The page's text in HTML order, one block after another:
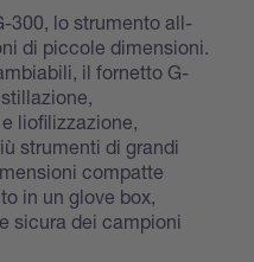
300, lo strumento all-
di piccole dimensioni.
il fornetto G-
liofilizzazione,
strumenti di grandi
compatte
in un glove box,
sicura dei campioni